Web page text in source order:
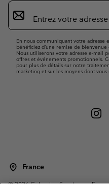
Inscription
par
e-
En nous communiquant votre adresse
bénéficiez d’une remise de bienvenue
Nous utiliserons votre adresse e-mail
offres et événements promotionnels.
pour plus de détails sur notre
marketing et sur les moyens dont
France